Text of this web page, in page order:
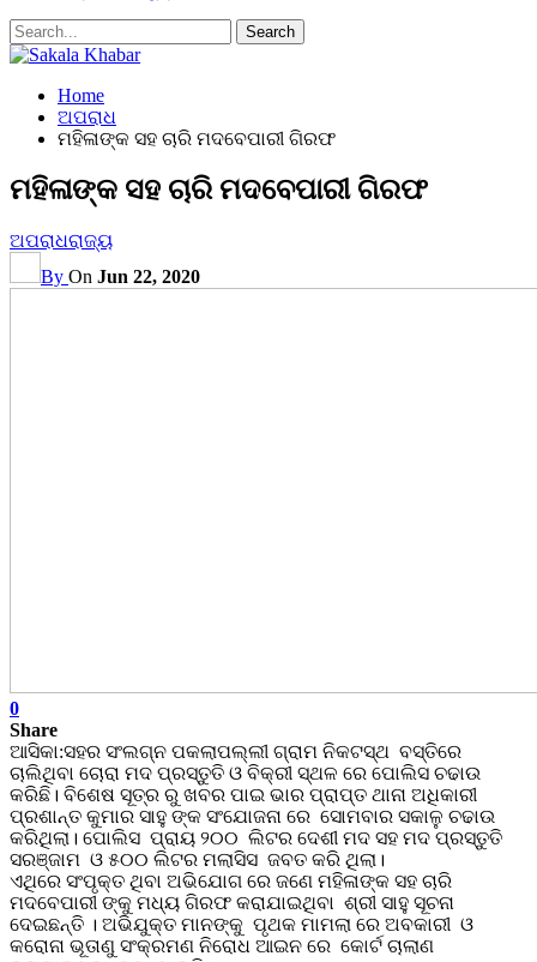
Home
ଅପରାଧ
ମହିଳାଙ୍କ ସହ ଚାରି ମଦବେପାରୀ ଗିରଫ
ମହିଳାଙ୍କ ସହ ଚାରି ମଦବେପାରୀ ଗିରଫ
ଅପରାଧରାଜ୍ୟ
By On Jun 22, 2020
0
Share
ଆସିକା:ସହର ସଂଲଗ୍ନ ପକଲାପଲ୍ଲୀ ଗ୍ରାମ ନିକଟସ୍ଥ ବସ୍ତିରେ
ଚାଲିଥିବା ଚୋରା ମଦ ପ୍ରସ୍ତୁତି ଓ ବିକ୍ରୀ ସ୍ଥଳ ରେ ପୋଲିସ ଚଢାଉ
କରିଛି। ବିଶେଷ ସୂତ୍ର ରୁ ଖବର ପାଇ ଭାର ପ୍ରାପ୍ତ ଥାନା ଅଧିକାରୀ
ପ୍ରଶାନ୍ତ କୁମାର ସାହୁ ଙ୍କ ସଂଯୋଜନା ରେ ସୋମବାର ସକାଳୁ ଚଢାଉ
କରିଥିଲା। ପୋଲିସ ପ୍ରାୟ ୨୦୦ ଲିଟର ଦେଶୀ ମଦ ସହ ମଦ ପ୍ରସ୍ତୁତି
ସରଞ୍ଜାମ ଓ ୫୦୦ ଲିଟର ମଲାସିସ ଜବତ କରି ଥିଲା।
ଏଥିରେ ସଂପୃକ୍ତ ଥିବା ଅଭିଯୋଗ ରେ ଜଣେ ମହିଳାଙ୍କ ସହ ଚାରି
ମଦବେପାରୀ ଙ୍କୁ ମଧ୍ୟ ଗିରଫ କରାଯାଇଥିବା ଶ୍ରୀ ସାହୁ ସୂଚନା
ଦେଇଛନ୍ତି । ଅଭିଯୁକ୍ତ ମାନଙ୍କୁ ପୃଥକ ମାମଲା ରେ ଅବକାରୀ ଓ
କରୋନା ଭୂତାଣୁ ସଂକ୍ରମଣ ନିରୋଧ ଆଇନ ରେ କୋର୍ଟ ଚାଲାଣ